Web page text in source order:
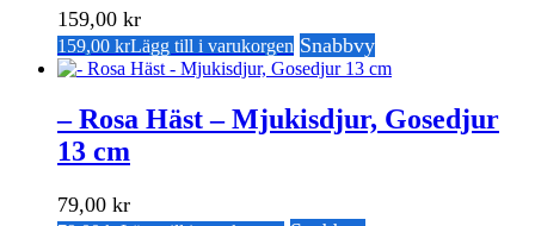
159,00 kr
159,00 krLägg till i varukorgen Snabbvy
– Rosa Häst – Mjukisdjur, Gosedjur
13 cm
79,00 kr